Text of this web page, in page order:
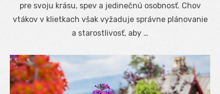
pre svoju krásu, spev a jedinečnú osobnosť. Chov
vtákov v klietkach však vyžaduje správne plánovanie
a starostlivosť, aby …